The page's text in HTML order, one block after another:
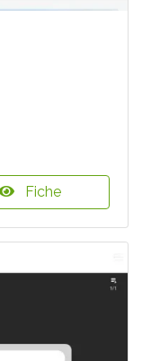
Fiche